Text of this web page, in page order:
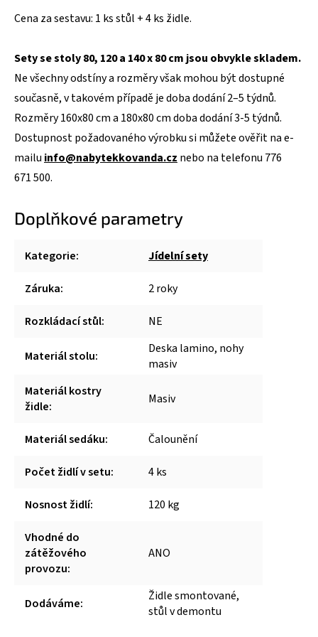
Cena za sestavu: 1 ks stůl + 4 ks židle.
Sety se stoly 80, 120 a 140 x 80 cm jsou obvykle skladem.
Ne všechny odstíny a rozměry však mohou být dostupné
současně, v takovém případě je doba dodání 2–5 týdnů.
Rozměry 160x80 cm a 180x80 cm doba dodání 3-5 týdnů.
Dostupnost požadovaného výrobku si můžete ověřit na e-
mailu info@nabytekkovanda.cz nebo na telefonu 776
671 500.
Doplňkové parametry
Kategorie: Jídelní sety
Záruka: 2 roky
Rozkládací stůl: NE
Materiál stolu:
Deska lamino, nohy
masiv
Materiál kostry
židle: Masiv
Materiál sedáku: Čalounění
Počet židlí v setu: 4 ks
Nosnost židlí: 120 kg
Vhodné do
zátěžového
provozu:
ANO
Dodáváme:
Židle smontované,
stůl v demontu